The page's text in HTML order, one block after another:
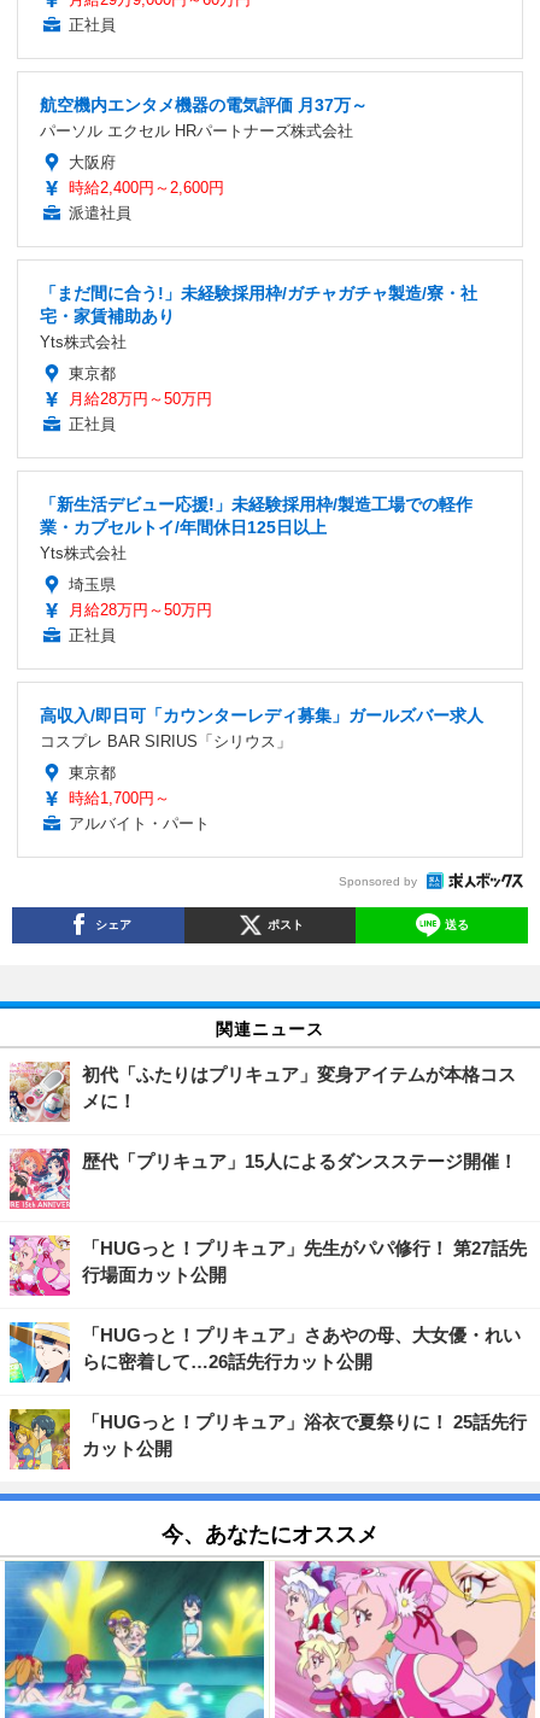
正社員
航空機内エンタメ機器の電気評価 月37万～
パーソル エクセル HRパートナーズ株式会社
大阪府
時給2,400円～2,600円
派遣社員
「まだ間に合う!」未経験採用枠/ガチャガチャ製造/寮・社
宅・家賃補助あり
Yts株式会社
東京都
月給28万円～50万円
正社員
「新生活デビュー応援!」未経験採用枠/製造工場での軽作
業・カプセルトイ/年間休日125日以上
Yts株式会社
埼玉県
月給28万円～50万円
正社員
高収入/即日可「カウンターレディ募集」ガールズバー求人
コスプレ BAR SIRIUS「シリウス」
東京都
時給1,700円～
アルバイト・パート
Sponsored by
シェア ポスト 送る
関連ニュース
初代「ふたりはプリキュア」変身アイテムが本格コス
メに！
歴代「プリキュア」15人によるダンスステージ開催！
「HUGっと！プリキュア」先生がパパ修行！ 第27話先
行場面カット公開
「HUGっと！プリキュア」さあやの母、大女優・れい
らに密着して…26話先行カット公開
「HUGっと！プリキュア」浴衣で夏祭りに！ 25話先行
カット公開
今、あなたにオススメ